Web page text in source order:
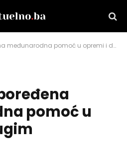
pomoć u opremi i drugim sredstvima
pomoć u